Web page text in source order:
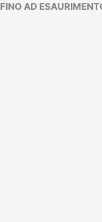
FINO AD